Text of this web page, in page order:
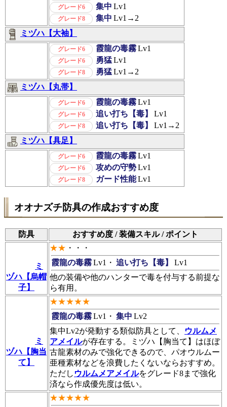
グレード6 集中 Lv1
グレード8 集中 Lv1→2
ミヅハ【大袖】
グレード6 霞龍の毒霧Lv1
グレード6 勇猛Lv1
グレード8 勇猛Lv1→2
ミヅハ【丸帯】
グレード6 霞龍の毒霧Lv1
グレード6 追い打ち【毒】 Lv1
グレード8 追い打ち【毒】
Lv1→2
ミヅハ【具足】
グレード6 霞龍の毒霧Lv1
グレード6 攻めの守勢Lv1
グレード8 ガード性能Lv1
オオナズチ防具の作成おすすめ度
防具 おすすめ度 / 装備スキル / ポイント
ミ
ヅハ【烏帽
子】
★★ ・・・
霞龍の毒霧Lv1・ 追い打ち【毒】
Lv1
他の装備や他のハンターで毒を付与する前提な
ら有用。
ミ
ヅハ【胸当
て】
★★★★★
霞龍の毒霧Lv1・ 集中 Lv2
集中Lv2が発動する類似防具として、
ウルムメ
アメイルが存在する。ミヅハ【胸当て】はほぼ
古龍素材のみで強化できるので、パオウルムー
亜種素材などを浪費したくないならおすすめ。
ただし ウルムメアメイルをグレード8まで強化
済なら作成優先度は低い。
★★★★★